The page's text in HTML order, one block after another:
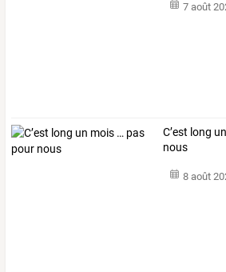
7 août
C’est long
nous
8 août